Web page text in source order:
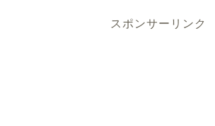
スポンサーリンク